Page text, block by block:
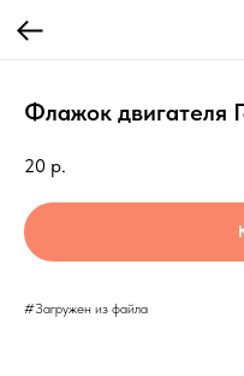
Флажок двигателя
20 р.
#Загружен из файла